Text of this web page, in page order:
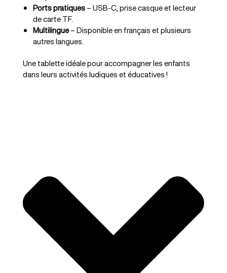
Ports pratiques– USB-C, prise casque et lecteur
de carte TF.
Multilingue– Disponible en français et plusieurs
autres langues.
Une tablette idéale pour accompagner les enfants
dans leurs activités ludiques et éducatives !